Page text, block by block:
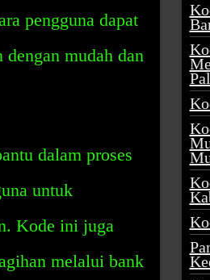
pengguna dapat
mudah dan
dalam proses
untuk
Kode ini juga
melalui bank